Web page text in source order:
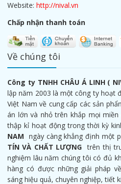
Website: http://nival.vn
Chấp nhận thanh toán
Về chúng tôi
Công ty TNHH CHÂU Á LINH (
lập năm 2003 là một công ty hoạt
Việt Nam về cung cấp các sản
án lớn và nhỏ trên khắp mọi
thập kỉ hoạt động trong thời kỳ
NAM ngày càng khẳng định một
TÍN VÀ CHẤT LƯỢNG trên thị
nghiệm lâu năm chúng tôi có đủ
hàng có được những giải pháp
sáng hiệu quả, chuyên nghiệp, tiết